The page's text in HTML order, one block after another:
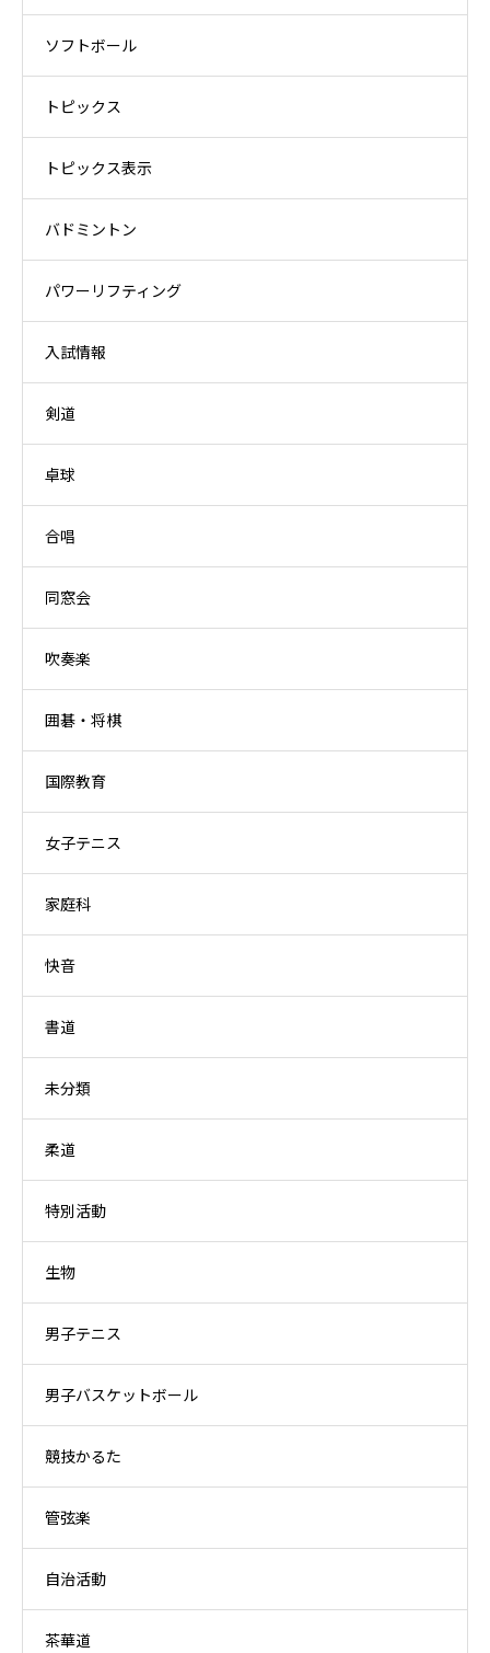
ソフトボール
トピックス
トピックス表示
バドミントン
パワーリフティング
入試情報
剣道
卓球
合唱
同窓会
吹奏楽
囲碁・将棋
国際教育
女子テニス
家庭科
快音
書道
未分類
柔道
特別活動
生物
男子テニス
男子バスケットボール
競技かるた
管弦楽
自治活動
茶華道